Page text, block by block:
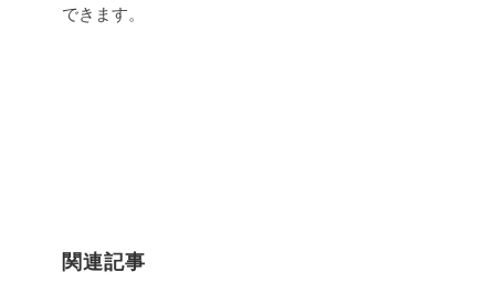
できます。
関連記事